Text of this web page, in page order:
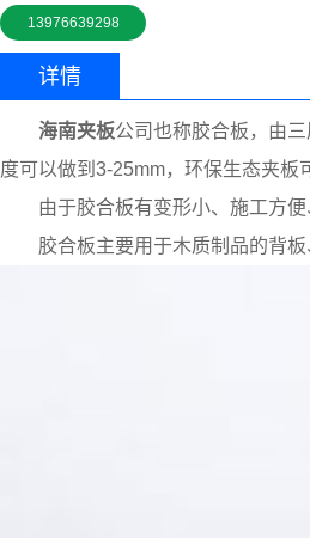
13976639298
详情
海南夹板公司也称胶合板，由
度可以做到3-25mm，环保生态夹
由于胶合板有变形小、施工方
胶合板主要用于木质制品的背